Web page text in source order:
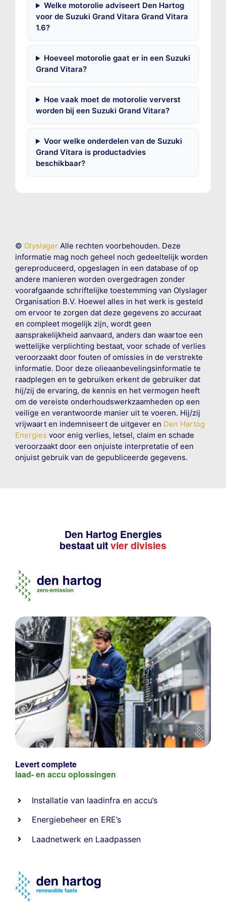
Welke motorolie adviseert Den Hartog
voor de Suzuki Grand Vitara Grand Vitara
1.6?
Hoeveel motorolie gaat er in een Suzuki
Grand Vitara?
Hoe vaak moet de motorolie ververst
worden bij een Suzuki Grand Vitara?
Voor welke onderdelen van de Suzuki
Grand Vitara is productadvies
beschikbaar?
© OlyslagerAlle rechten voorbehouden. Deze
informatie mag noch geheel noch gedeeltelijk worden
gereproduceerd, opgeslagen in een database of op
andere manieren worden overgedragen zonder
voorafgaande schriftelijke toestemming van Olyslager
Organisation B.V. Hoewel alles in het werk is gesteld
om ervoor te zorgen dat deze gegevens zo accuraat
en compleet mogelijk zijn, wordt geen
aansprakelijkheid aanvaard, anders dan waartoe een
wettelijke verplichting bestaat, voor schade of verlies
veroorzaakt door fouten of omissies in de verstrekte
informatie. Door deze olieaanbevelingsinformatie te
raadplegen en te gebruiken erkent de gebruiker dat
hij/zij de ervaring, de kennis en het vermogen heeft
om de vereiste onderhoudswerkzaamheden op een
veilige en verantwoorde manier uit te voeren. Hij/zij
vrijwaart en indemniseert de uitgever en Den Hartog
Energies voor enig verlies, letsel, claim en schade
veroorzaakt door een onjuiste interpretatie of een
onjuist gebruik van de gepubliceerde gegevens.
Den Hartog Energies
bestaat uit vier divisies
Levert complete
laad- en accu oplossingen
Installatie van laadinfra en accu’s
Energiebeheer en ERE’s
Laadnetwerk en Laadpassen